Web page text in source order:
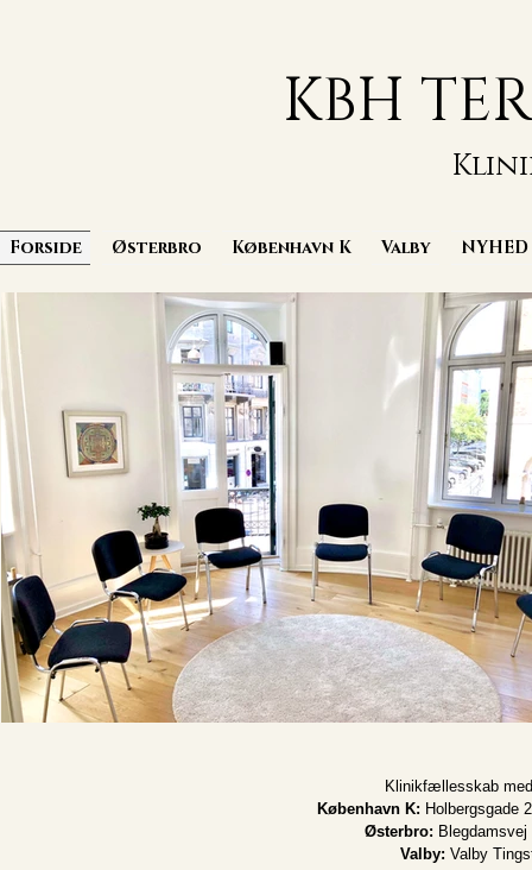
KBH
Forside Østerbro København K Valby
Klinikfællesskab
København K: Holbergsgade
Østerbro:
Valby: Valby